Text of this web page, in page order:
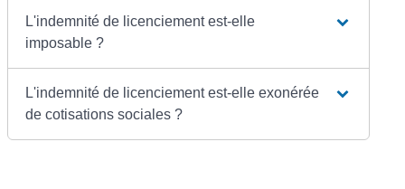
L'indemnité de licenciement est-elle
imposable ?
L'indemnité de licenciement est-elle exonérée
de cotisations sociales ?